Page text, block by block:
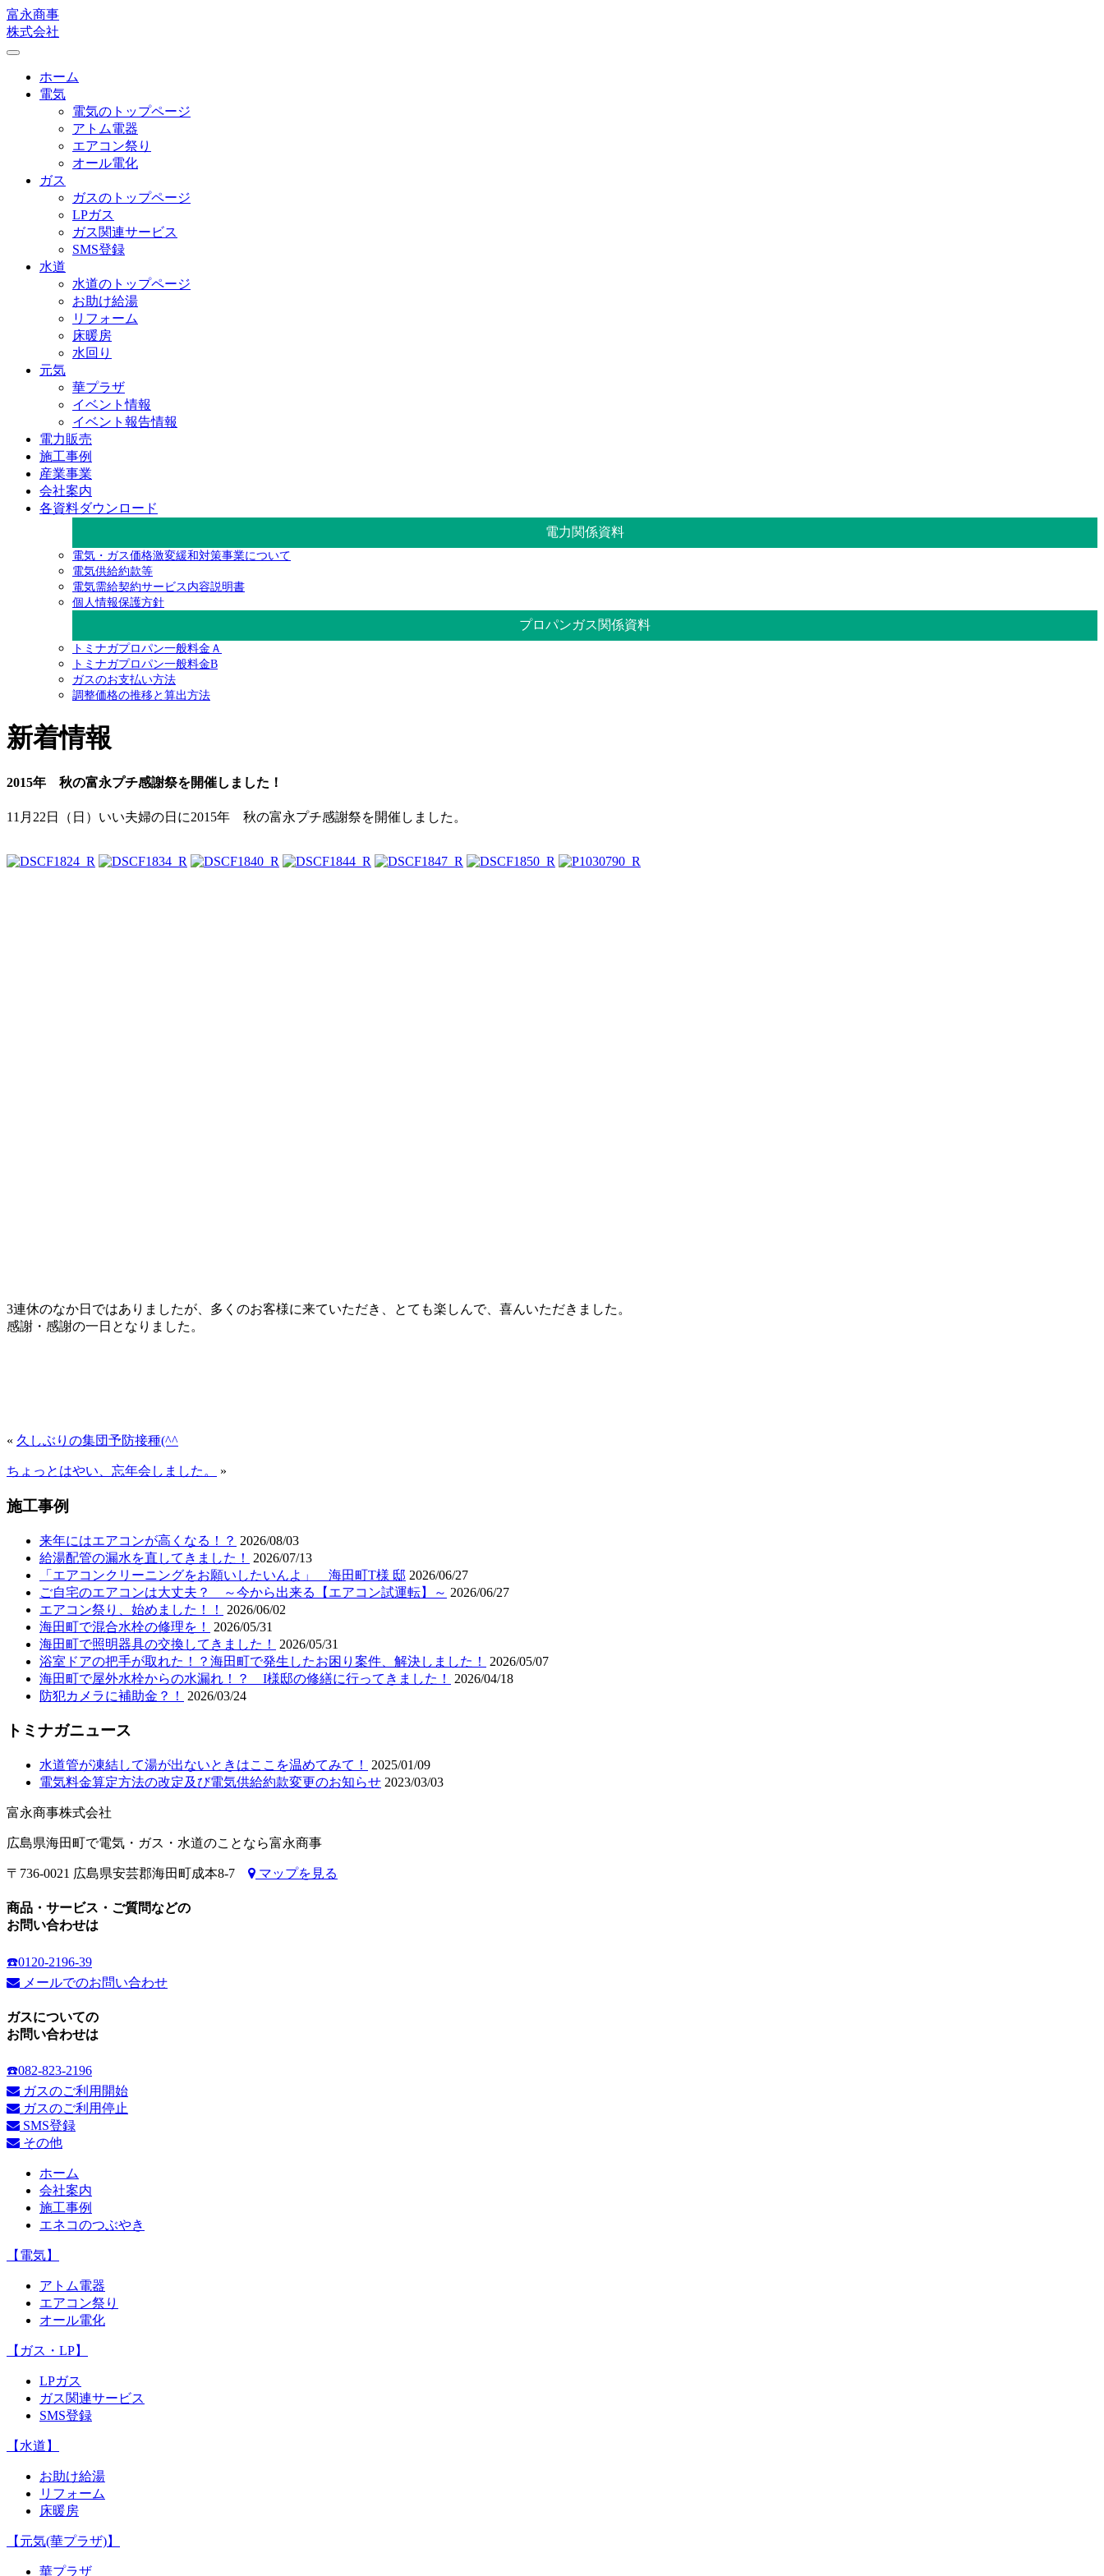
富永商事
株式会社
Toggle
navigationホーム
電気
電気のトップページ
アトム電器
エアコン祭り
オール電化
ガス
ガスのトップページ
LPガス
ガス関連サービス
SMS登録
水道
水道のトップページ
お助け給湯
リフォーム
床暖房
水回り
元気
華プラザ
イベント情報
イベント報告情報
電力販売
施工事例
産業事業
会社案内
各資料ダウンロード
電力関係資料
電気・ガス価格激変緩和対策事業について
電気供給約款等
電気需給契約サービス内容説明書
個人情報保護方針
プロパンガス関係資料
トミナガプロパン一般料金Ａ
トミナガプロパン一般料金B
ガスのお支払い方法
調整価格の推移と算出方法
新着情報
2015年 秋の富永プチ感謝祭を開催しました！
11月22日（日）いい夫婦の日に2015年 秋の富永プチ感謝祭を開催しました。
3連休のなか日ではありましたが、多くのお客様に来ていただき、とても楽しんで、喜んいただきました。
感謝・感謝の一日となりました。
« 久しぶりの集団予防接種(^^
ちょっとはやい、忘年会しました。 »
施工事例
来年にはエアコンが高くなる！？ 2026/08/03
給湯配管の漏水を直してきました！
2026/07/13
「エアコンクリーニングをお願いしたいんよ」 海田町T様 邸 2026/06/27
ご自宅のエアコンは大丈夫？ ～今から出来る【エアコン試運転】～ 2026/06/27
エアコン祭り、始めました！！
2026/06/02
海田町で混合水栓の修理を！
2026/05/31
海田町で照明器具の交換してきました！
2026/05/31
浴室ドアの把手が取れた！？海田町で発生したお困り案件、解決しました！
2026/05/07
海田町で屋外水栓からの水漏れ！？ I様邸の修繕に行ってきました！
2026/04/18
防犯カメラに補助金？！
2026/03/24
トミナガニュース
水道管が凍結して湯が出ないときはここを温めてみて！
2025/01/09
電気料金算定方法の改定及び電気供給約款変更のお知らせ 2023/03/03
富永商事株式会社
広島県海田町で電気・ガス・水道のことなら富永商事
〒736-0021 広島県安芸郡海田町成本8-7 マップを見る
商品・サービス・ご質問などの
お問い合わせは
☎️0120-2196-39
メールでのお問い合わせ
ガスについての
お問い合わせは
☎️082-823-2196
ガスのご利用開始
ガスのご利用停止
SMS登録
その他
ホーム
会社案内
施工事例
エネコのつぶやき
【電気】
アトム電器
エアコン祭り
オール電化
【ガス・LP】
LPガス
ガス関連サービス
SMS登録
【水道】
お助け給湯
リフォーム
床暖房
【元気(華プラザ)】
華プラザ